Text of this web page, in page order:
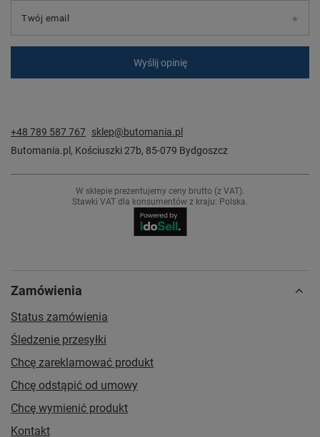
Twój email
Wyślij opinię
+48 789 587 767 sklep@butomania.pl
Butomania.pl , Kościuszki 27b, 85-079 Bydgoszcz
W sklepie prezentujemy ceny brutto (z VAT).
Stawki VAT dla konsumentów z kraju: Polska.
Zamówienia
Status zamówienia
Śledzenie przesyłki
Chcę zareklamować produkt
Chcę odstąpić od umowy
Chcę wymienić produkt
Kontakt